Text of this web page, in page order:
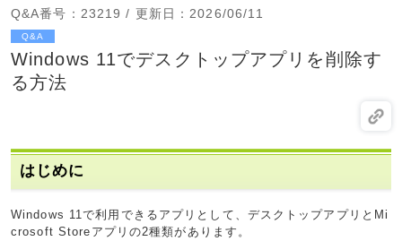
Q&A番号 ：23219 / 更新日 ：2026/06/11
Q&A
Windows 11でデスクトップアプリを削除す
る方法
はじめに
Windows 11で利用できるアプリとして、デスクトップアプリとMi
crosoft Storeアプリの2種類があります。